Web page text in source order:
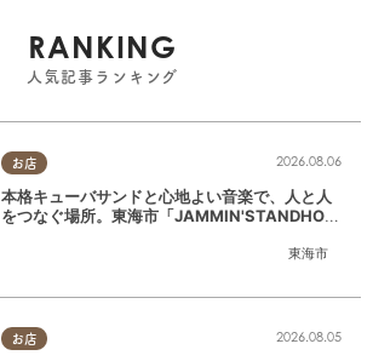
RANKING
人気記事ランキング
お店
東海市
2026.08.06
本格キューバサンドと心地よい音楽で、人と人
をつなぐ場所。東海市「JAMMIN'STANDHOU
お店 2026.08.05